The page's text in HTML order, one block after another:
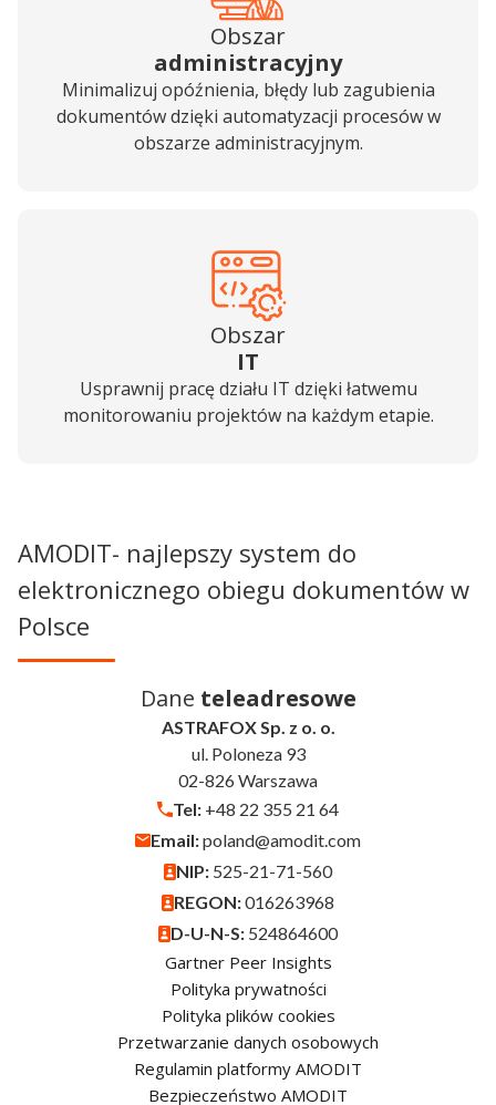
Obszar
administracyjny
Minimalizuj opóźnienia, błędy lub zagubienia
dokumentów dzięki automatyzacji procesów w
obszarze administracyjnym.
Obszar
IT
Usprawnij pracę działu IT dzięki łatwemu
monitorowaniu projektów na każdym etapie.
AMODIT- najlepszy system do
elektronicznego obiegu dokumentów w
Polsce
Dane teleadresowe
ASTRAFOX Sp. z o. o.
ul. Poloneza 93
02-826 Warszawa
Tel: +48 22 355 21 64
Email:poland@amodit.com
NIP: 525-21-71-560
REGON:016263968
D-U-N-S: 524864600
Gartner Peer Insights
Polityka prywatności
Polityka plików cookies
Przetwarzanie danych osobowych
Regulamin platformy AMODIT
Bezpieczeństwo AMODIT